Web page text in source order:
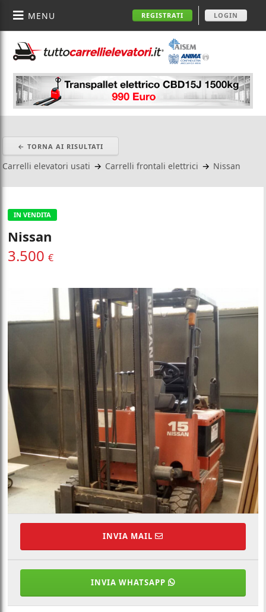
REGISTRATI LOGIN
MENU
← TORNA AI RISULTATI
Carrelli elevatori usati → Carrelli frontali elettrici → Nissan
IN VENDITA
Nissan
3.500€
INVIA MAIL
INVIA WHATSAPP